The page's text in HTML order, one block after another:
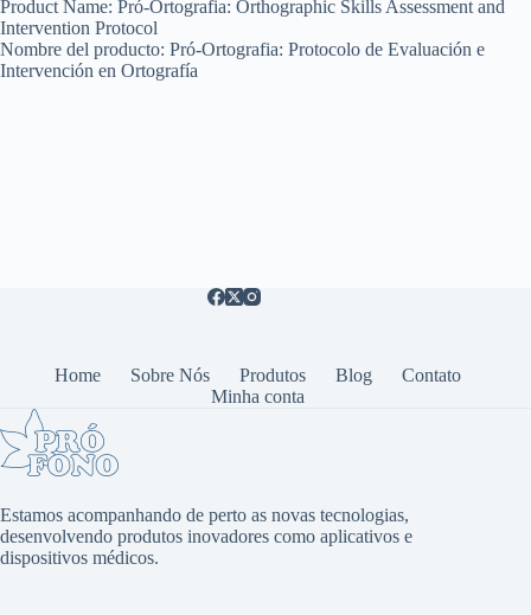
Product Name: Pró-Ortografia: Orthographic Skills Assessment and
Intervention Protocol
Nombre del producto: Pró-Ortografia: Protocolo de Evaluación e
Intervención en Ortografía
Home Sobre Nós Produtos Blog
Contato
Minha conta
Estamos acompanhando de perto as novas tecnologias,
desenvolvendo produtos inovadores como aplicativos e
dispositivos médicos.